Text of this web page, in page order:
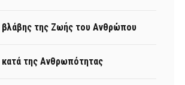
βλάβης της Ζωής του Ανθρώπου
κατά της Ανθρωπότητας